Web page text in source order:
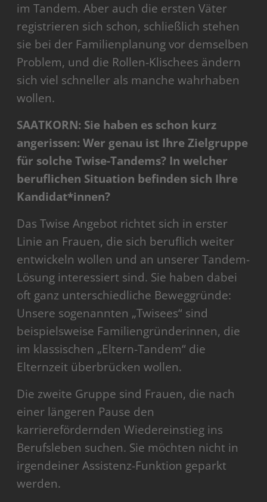
im Tandem. Aber auch die ersten Väter
registrieren sich schon, schließlich stehen
sie bei der Familienplanung vor demselben
Problem, und die Rollen-Klischees ändern
sich viel schneller als manche wahrhaben
wollen.
SAATKORN: Sie haben es schon kurz
angerissen: Wer genau ist Ihre Zielgruppe
für solche Twise-Tandems? In welcher
beruflichen Situation befinden sich Ihre
Kandidat*innen?
Das Twise Angebot richtet sich in erster
Linie an Frauen, die sich beruflich weiter
entwickeln wollen und an unserer Tandem-
Lösung interessiert sind. Sie haben dabei
oft ganz unterschiedliche Beweggründe:
Unsere sogenannten „Twisees“ sind
beispielsweise Familiengründerinnen, die
im klassischen „Eltern-Tandem“ die
Elternzeit überbrücken wollen.
Die zweite Gruppe sind Frauen, die nach
einer längeren Pause den
karrierefördernden Wiedereinstieg ins
Berufsleben suchen. Sie möchten nicht in
irgendeiner Assistenz-Funktion geparkt
werden.